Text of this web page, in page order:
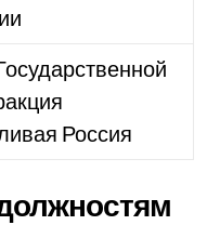
Россия